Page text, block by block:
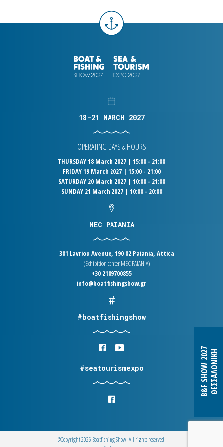
B&F SHOW 2027ΘΕΣΣΑΛΟΝΙΚΗ
18-21 MARCH 2027
OPERATING DAYS & HOURS
THURSDAY 18 March 2027 | 15:00 - 21:00
FRIDAY 19 March 2027 | 15:00 - 21:00
SATURDAY 20 March 2027 | 10:00 - 21:00
SUNDAY 21 March 2027 | 10:00 - 20:00
MEC PAIANIA
301 Lavriou Avenue, 190 02 Paiania, Attica
(Exhibition center MEC PAIANIA)
+30 2109700855
info@boatfishingshow.gr
#boatfishingshow
#seatourismexpo
@Copyright 2026 Boatfishing Show. All rights reserved.